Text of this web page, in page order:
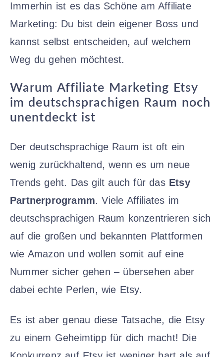
Immerhin ist es das Schöne am Affiliate
Marketing: Du bist dein eigener Boss und
kannst selbst entscheiden, auf welchem
Weg du gehen möchtest.
Warum Affiliate Marketing Etsy
im deutschsprachigen Raum noch
unentdeckt ist
Der deutschsprachige Raum ist oft ein
wenig zurückhaltend, wenn es um neue
Trends geht. Das gilt auch für das Etsy
Partnerprogramm. Viele Affiliates im
deutschsprachigen Raum konzentrieren sich
auf die großen und bekannten Plattformen
wie Amazon und wollen somit auf eine
Nummer sicher gehen – übersehen aber
dabei echte Perlen, wie Etsy.
Es ist aber genau diese Tatsache, die Etsy
zu einem Geheimtipp für dich macht! Die